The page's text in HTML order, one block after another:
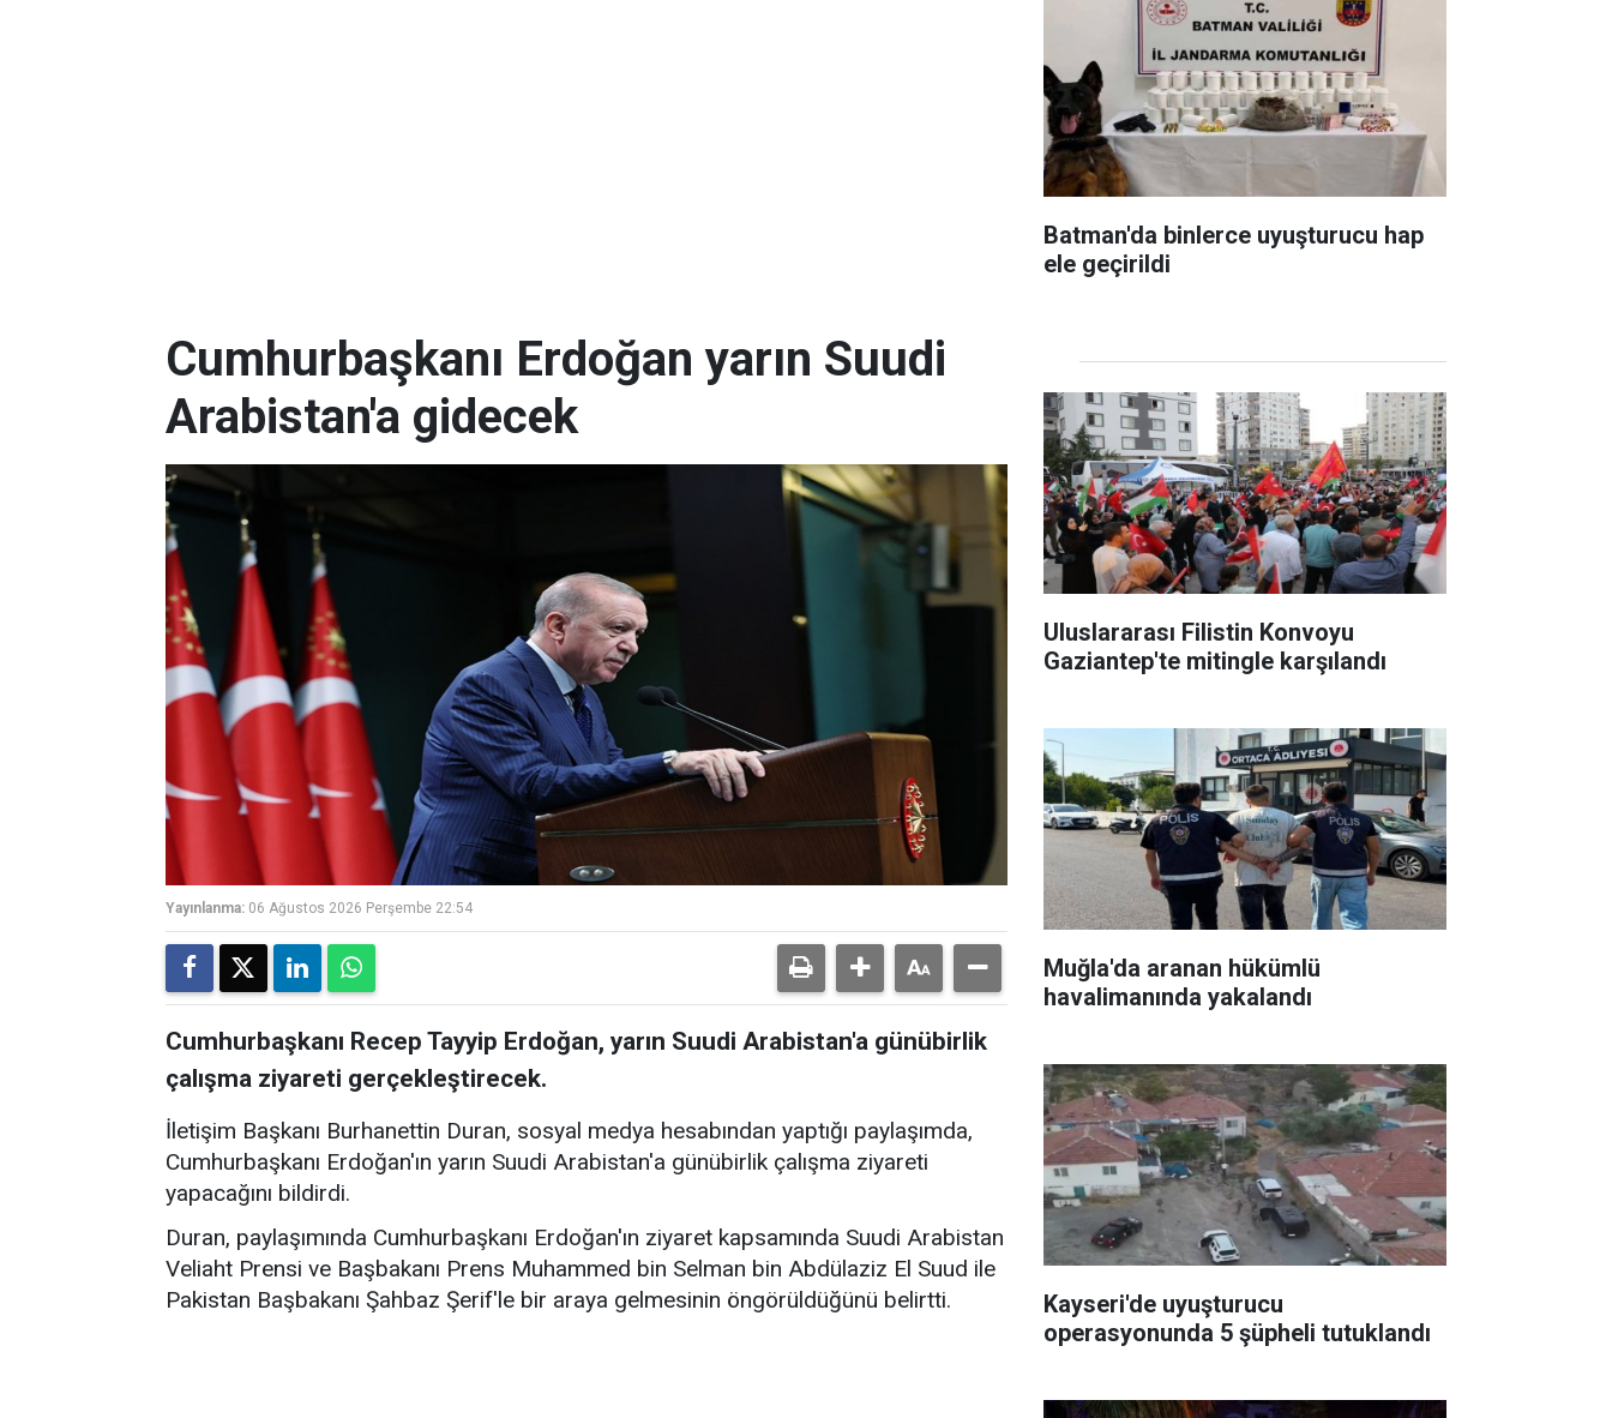
Batman'da binlerce uyuşturucu hap
ele geçirildi
Cumhurbaşkanı Erdoğan yarın Suudi
Arabistan'a gidecek
Yayınlanma: 06 Ağustos 2026 Perşembe 22:54
Cumhurbaşkanı Recep Tayyip Erdoğan, yarın Suudi Arabistan'a günübirlik
çalışma ziyareti gerçekleştirecek.
İletişim Başkanı Burhanettin Duran, sosyal medya hesabından yaptığı paylaşımda,
Cumhurbaşkanı Erdoğan'ın yarın Suudi Arabistan'a günübirlik çalışma ziyareti
yapacağını bildirdi.
Duran, paylaşımında Cumhurbaşkanı Erdoğan'ın ziyaret kapsamında Suudi Arabistan
Veliaht Prensi ve Başbakanı Prens Muhammed bin Selman bin Abdülaziz El Suud ile
Pakistan Başbakanı Şahbaz Şerif'le bir araya gelmesinin öngörüldüğünü belirtti.
Uluslararası Filistin Konvoyu
Gaziantep'te mitingle karşılandı
Muğla'da aranan hükümlü
havalimanında yakalandı
Kayseri'de uyuşturucu
operasyonunda 5 şüpheli tutuklandı